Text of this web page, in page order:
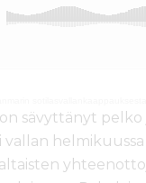
on sävyttänyt